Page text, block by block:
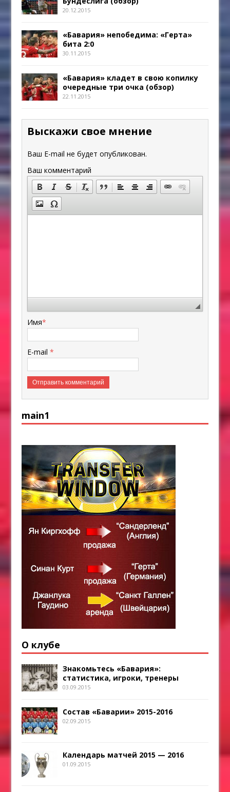
20.12.2015
«Бавария» непобедима: «Герта»
бита 2:0
30.11.2015
«Бавария» кладет в свою копилку
очередные три очка (обзор)
22.11.2015
Выскажи свое мнение
Ваш E-mail не будет опубликован.
Ваш комментарий
Имя*
E-mail*
main1
О клубе
Знакомьтесь «Бавария»:
статистика, игроки, тренеры
03.09.2015
Состав «Баварии» 2015-2016
02.09.2015
Календарь матчей 2015 — 2016
01.09.2015